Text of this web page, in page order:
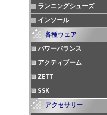
ランニングシューズ
インソール
各種ウェア
パワーバランス
アクティブーム
ZETT
SSK
アクセサリー